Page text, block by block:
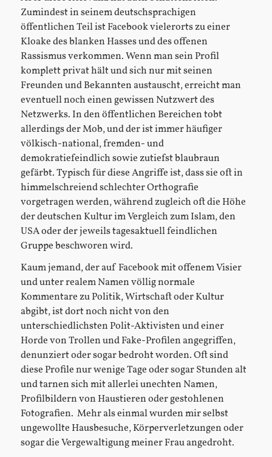
Zumindest in seinem deutschsprachigen
öffentlichen Teil ist Facebook vielerorts zu einer
Kloake des blanken Hasses und des offenen
Rassismus verkommen. Wenn man sein Profil
komplett privat hält und sich nur mit seinen
Freunden und Bekannten austauscht, erreicht man
eventuell noch einen gewissen Nutzwert des
Netzwerks. In den öffentlichen Bereichen tobt
allerdings der Mob, und der ist immer häufiger
völkisch-national, fremden- und
demokratiefeindlich sowie zutiefst blaubraun
gefärbt. Typisch für diese Angriffe ist, dass sie oft in
himmelschreiend schlechter Orthografie
vorgetragen werden, während zugleich oft die Höhe
der deutschen Kultur im Vergleich zum Islam, den
USA oder der jeweils tagesaktuell feindlichen
Gruppe beschworen wird.
Kaum jemand, der auf Facebook mit offenem Visier
und unter realem Namen völlig normale
Kommentare zu Politik, Wirtschaft oder Kultur
abgibt, ist dort noch nicht von den
unterschiedlichsten Polit-Aktivisten und einer
Horde von Trollen und Fake-Profilen angegriffen,
denunziert oder sogar bedroht worden. Oft sind
diese Profile nur wenige Tage oder sogar Stunden alt
und tarnen sich mit allerlei unechten Namen,
Profilbildern von Haustieren oder gestohlenen
Fotografien. Mehr als einmal wurden mir selbst
ungewollte Hausbesuche, Körperverletzungen oder
sogar die Vergewaltigung meiner Frau angedroht.